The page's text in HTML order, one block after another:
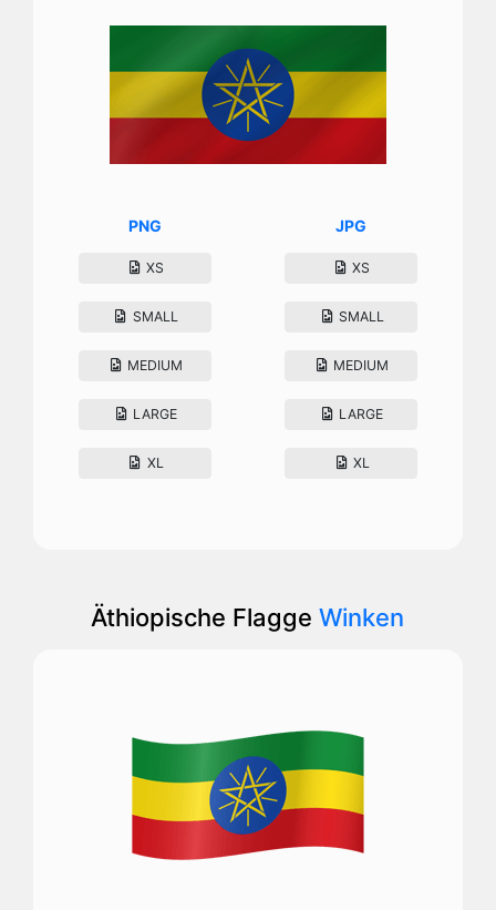
PNG
XS
SMALL
MEDIUM
LARGE
XL
JPG
XS
SMALL
MEDIUM
LARGE
XL
Äthiopische FlaggeWinken